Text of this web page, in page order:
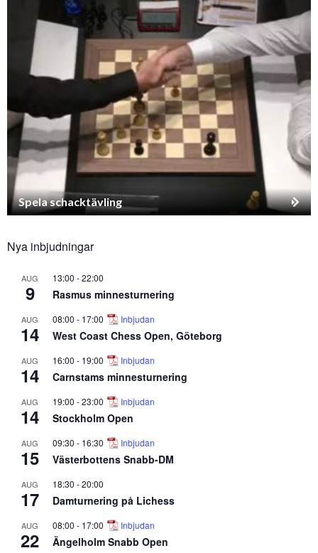
Spela schacktävling
Nya inbjudningar
AUG
9
13:00 -22:00
Rasmus minnesturnering
AUG
14
08:00 - 17:00 Inbjudan
West Coast Chess Open, Göteborg
AUG
14
16:00 - 19:00 Inbjudan
Carnstams minnesturnering
AUG
14
19:00 -23:00 Inbjudan
Stockholm Open
AUG
15
09:30 - 16:30 Inbjudan
Västerbottens Snabb-DM
AUG
17
18:30 -20:00
Damturnering på Lichess
AUG
22
08:00 - 17:00 Inbjudan
Ängelholm Snabb Open